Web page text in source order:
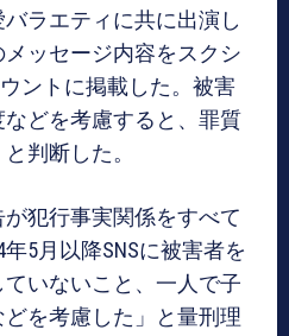
ラエティに共に出演し
ッセージ内容をスクシ
ントに掲載した。被害
どを考慮すると、罪質
判断した。
犯行事実関係をすべて
5月以降SNSに被害者を
いないこと、一人で子
を考慮した」と量刑理